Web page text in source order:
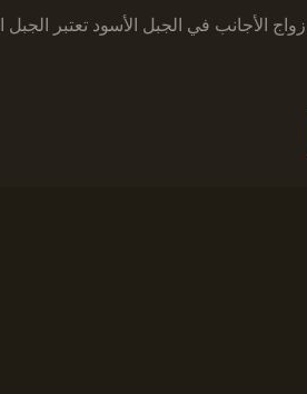
الأجانب في الجبل الأسود تعتبر الجبل